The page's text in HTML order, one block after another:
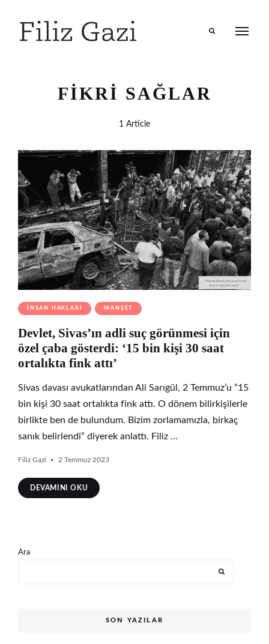
FIKRI SAĞLAR
1 Article
İNSAN HAKLARI MANŞET
Devlet, Sivas’ın adli suç görünmesi için
özel çaba gösterdi: ‘15 bin kişi 30 saat
ortalıkta fink attı’
Sivas davası avukatlarından Ali Sarıgül, 2 Temmuz’u “15
bin kişi 30 saat ortalıkta fink attı. O dönem bilirkişilerle
birlikte ben de bulundum. Bizim zorlamamızla, birkaç
sanık belirlendi” diyerek anlattı. Filiz …
Filiz Gazi 2 Temmuz 2023
DEVAMINI OKU
Ara
SON YAZILAR